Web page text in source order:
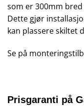
som er 300mm
Dette gjør
kan plassere skiltet
Se på
Prisgaranti på